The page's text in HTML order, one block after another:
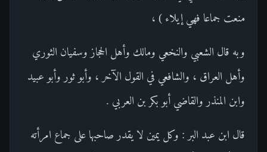
منعت جماعا فهي إيلاء ) ،
وبه قال الشعبي والنخعي ومالك وأهل الحجاز وسفيان الثوري
وأهل العراق ، والشافعي في القول الآخر ، وأبو ثور وأبو عبيد
وابن المنذر والقاضي أبو بكر بن العربي .
قال ابن عبد البر : وكل يمين لا يقدر صاحبها على جماع امرأته